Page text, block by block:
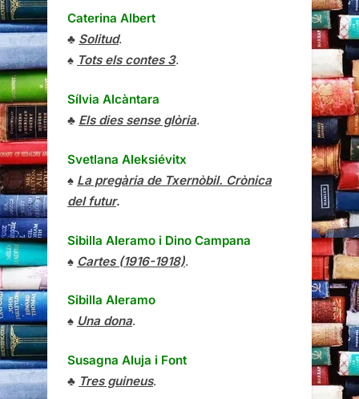
Caterina Albert
♣ Solitud.
♠ Tots els contes 3.
Sílvia Alcàntara
♣ Els dies sense glòria.
Svetlana Aleksiévitx
♠ La pregària de Txernòbil. Crònica
del futur.
Sibilla Aleramo i Dino Campana
♠ Cartes (1916-1918).
Sibilla Aleramo
♠ Una dona.
Susagna Aluja i Font
♣ Tres guineus.